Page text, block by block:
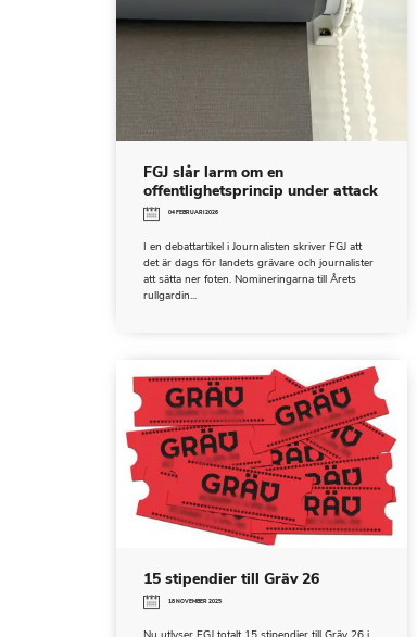
FGJ slår larm om en
offentlighetsprincip under attack
04 FEBRUARI 2026
I en debattartikel i Journalisten skriver FGJ att
det är dags för landets grävare och journalister
att sätta ner foten. Nomineringarna till Årets
rullgardin...
15 stipendier till Gräv 26
18 NOVEMBER 2025